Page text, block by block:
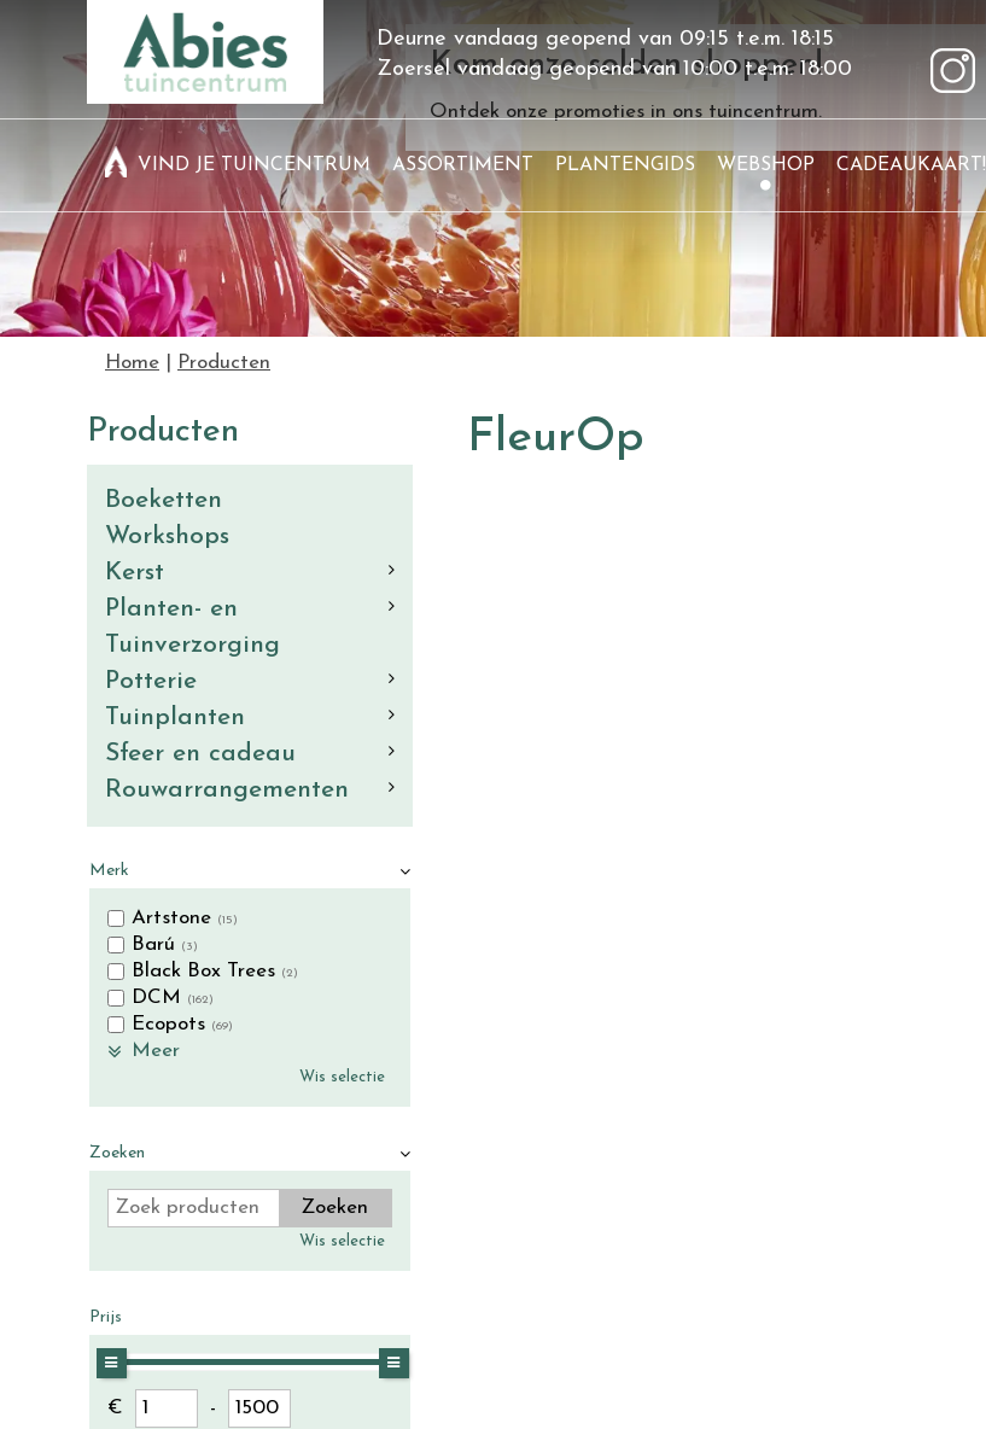
Kom onze solden shoppen!
Ontdek onze promoties in ons tuincentrum.
Home Producten
Deurne vandaag geopend van 09:15 t.e.m. 18:15
Zoersel vandaag geopend van10:00t.e.m.18:00
VIND JE TUINCENTRUM ASSORTIMENT PLANTENGIDS WEBSHOP CADEAUKAART!
FleurOp
Producten
Boeketten
Workshops
Kerst
Planten- en
Tuinverzorging
Potterie
Tuinplanten
Sfeer en cadeau
Rouwarrangementen
Merk
Artstone (15)
Barú (3)
Black Box Trees (2)
DCM (162)
Ecopots (69)
Meer
Wis selectie
Zoeken
Wis selectie
Prijs
€ -